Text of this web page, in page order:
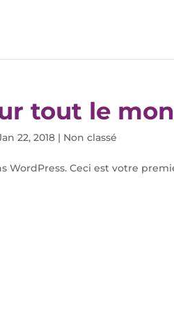
tout le
22, 2018 | Non classé
WordPress. Ceci est votre